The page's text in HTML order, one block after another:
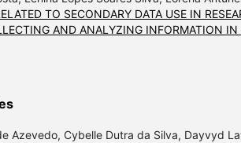
TO SECONDARY DATA USE IN
AND ANALYZING INFORMATION IN
Azevedo, Cybelle Dutra da Silva, Dayvyd